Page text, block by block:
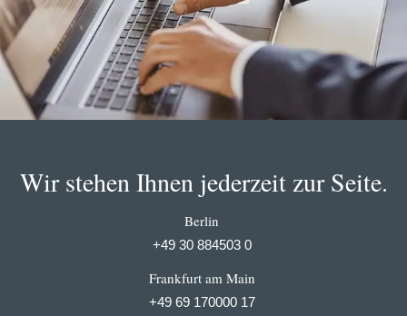
Wir stehen Ihnen jederzeit zur Seite.
Berlin
+49 30 884503 0
Frankfurt am Main
+49 69 170000 17